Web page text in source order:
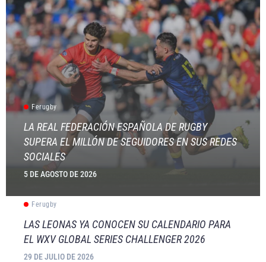
Ferugby
LA REAL FEDERACIÓN ESPAÑOLA DE RUGBY
SUPERA EL MILLÓN DE SEGUIDORES EN SUS REDES
SOCIALES
5 DE AGOSTO DE 2026
Ferugby
LAS LEONAS YA CONOCEN SU CALENDARIO PARA
EL WXV GLOBAL SERIES CHALLENGER 2026
29 DE JULIO DE 2026